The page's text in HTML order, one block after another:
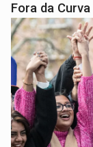
Fora da Curva